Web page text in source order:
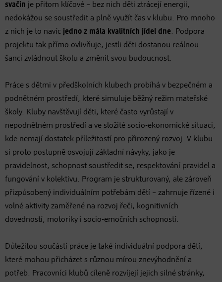
svačin je přitom klíčové – bez nich děti ztrácejí energii,
nedokážou se soustředit a plně využít čas v klubu. Pro mnoho
z nich je to navíc jedno z mála kvalitních jídel dne. Podpora
projektu tak přímo ovlivňuje, jestli děti dostanou reálnou
šanci zvládnout školu a změnit svou budoucnost.
Práce s dětmi v předškolních klubech probíhá v bezpečném a
podnětném prostředí, které simuluje běžný režim mateřské
školy. Kluby navštěvují děti, které často vyrůstají v
nepodnětném prostředí a ve složité socio-ekonomické situaci,
kde nemají dostatek příležitostí pro přirozený rozvoj. V klubu
si proto postupně osvojují základní návyky, jako je
pravidelnost, schopnost soustředit se, respektování pravidel a
fungování v kolektivu. Program je strukturovaný, ale zároveň
přizpůsobený individuálním potřebám dětí – zahrnuje řízené i
volné aktivity zaměřené na rozvoj řeči, kognitivních
dovedností, motoriky i socio-emočních schopností.
Důležitou součástí práce je také individuální podpora dětí,
které mohou přicházet s různou mírou znevýhodnění a
potřeb. Pracovníci klubů cíleně rozvíjejí jejich silné stránky,